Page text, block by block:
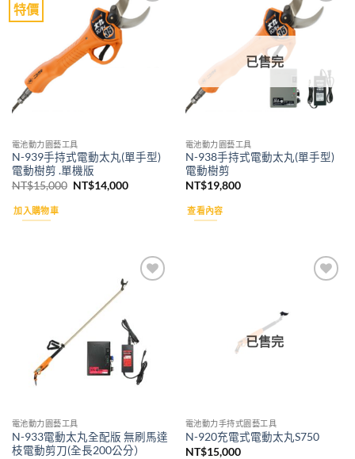
特價
Add to
wishlist
電池動力園藝工具
N-939手持式電動太丸(單手型)
電動樹剪 .單機版
NT$15,000 原
NT$14,000目
加入購物車
Add to
wishlist
已售完
電池動力園藝工具
N-938手持式電動太丸(單手型)
電動樹剪
NT$19,800
查看內容
電池動力園藝工具
N-933電動太丸全配版 無 刷馬達
枝電動剪刀(全長200公分）
已售完
電池動力手持式園藝工具
N-920充電式電動太丸S750
NT$15,000